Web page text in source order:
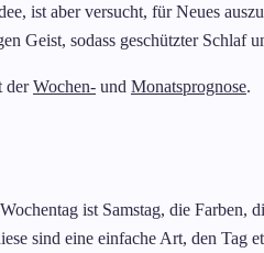
ist aber versucht, für Neues
Geist, sodass geschützter Schlaf
derWochen- und Monatsprognose.
ist Samstag, die
sind eine einfache Art, den Tag